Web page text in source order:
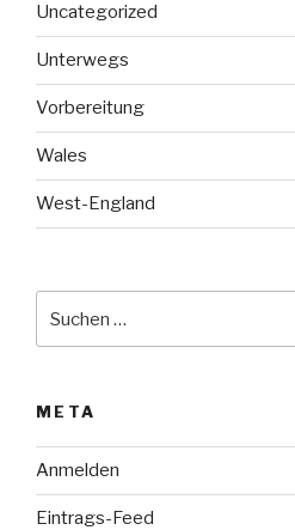
Uncategorized
Unterwegs
Vorbereitung
Wales
West-England
nach:
META
Anmelden
Eintrags-Feed